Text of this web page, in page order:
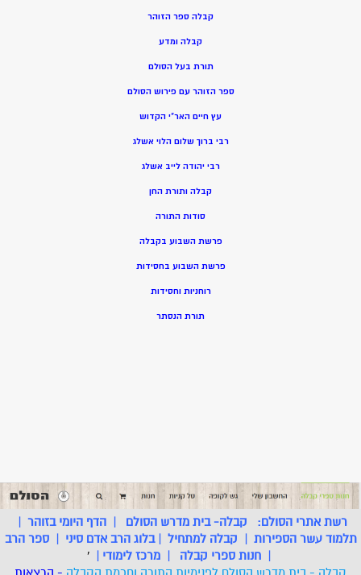
קבלה ספר הזוהר
קבלה ומדע
תורת בעל הסולם
ספר הזוהר עם פירוש הסולם
עץ חיים האר”י הקדוש
רבי ברוך שלום הלוי אשלג
רבי יהודה לייב אשלג
קבלה ותורת החן
סודות התורה
פרשת השבוע בקבלה
פרשת השבוע בחסידות
רוחניות וחסידות
תורת הנסתר
רשת אתרי הסולם: קבלה- בית מדרש הסולם |הדף היומי בזוהר |
תלמוד עשר הספירות | קבלה למתחיל |בלוג הרב אדם סיני |ספר הרב
| חנות ספרי קבלה | מרכז לימודי |
'